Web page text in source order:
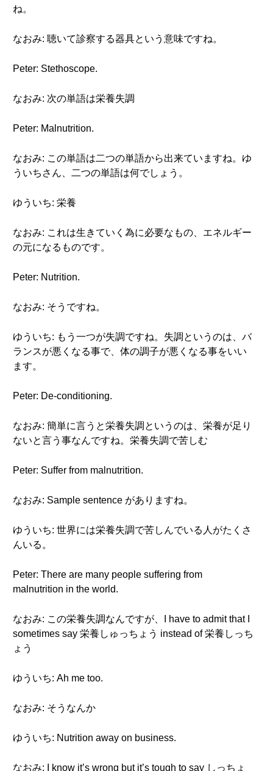
ね。
なおみ: 聴いて診察する器具という意味ですね。
Peter: Stethoscope.
なおみ: 次の単語は栄養失調
Peter: Malnutrition.
なおみ: この単語は二つの単語から出来ていますね。ゆ
ういちさん、二つの単語は何でしょう。
ゆういち: 栄養
なおみ: これは生きていく為に必要なもの、エネルギー
の元になるものです。
Peter: Nutrition.
なおみ: そうですね。
ゆういち: もう一つが失調ですね。失調というのは、バ
ランスが悪くなる事で、体の調子が悪くなる事をいい
ます。
Peter: De-conditioning.
なおみ: 簡単に言うと栄養失調というのは、栄養が足り
ないと言う事なんですね。栄養失調で苦しむ
Peter: Suffer from malnutrition.
なおみ: Sample sentence がありますね。
ゆういち: 世界には栄養失調で苦しんでいる人がたくさ
んいる。
Peter: There are many people suffering from
malnutrition in the world.
なおみ: この栄養失調なんですが、I have to admit that I
sometimes say 栄養しゅっちょう instead of 栄養しっち
ょう
ゆういち: Ah me too.
なおみ: そうなんか
ゆういち: Nutrition away on business.
なおみ: I know it’s wrong but it’s tough to say しっちょ